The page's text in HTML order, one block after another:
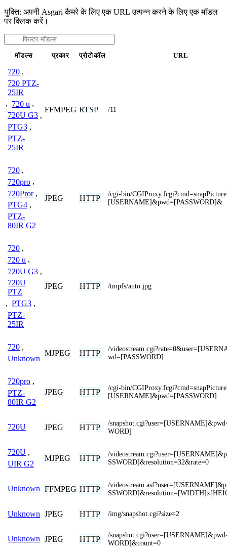
युक्ति: अपनी Asgari कैमरे के लिए एक URL उत्पन्न करने के लिए एक मॉडल
पर क्लिक करें।
मॉडल्स प्रकार प्रोटोकॉल URL
720 ,
720 PTZ-
25IR
, 720 u ,
720U G3 ,
PTG3 ,
PTZ-
25IR
FFMPEG RTSP /11
720 ,
720pro ,
720Pror ,
PTG4 ,
PTZ-
80IR G2
JPEG HTTP
/cgi-bin/
[USERNAME]&pwd=[PASSWORD]&
720 ,
720 u ,
720U G3 ,
720U
PTZ
, PTG3 ,
PTZ-
25IR
JPEG HTTP /tmpfs/auto.jpg
720 ,
Unknown
MJPEG HTTP
/
wd=[PASSWORD]
720pro ,
PTZ-
80IR G2
JPEG HTTP
/cgi-bin/
[USERNAME]&pwd=[PASSWORD]
720U JPEG HTTP
/
WORD]
720U ,
UIR G2
MJPEG HTTP
/
SSWORD]&resolution=32&rate=0
Unknown FFMPEG HTTP
/
Unknown JPEG HTTP /img/snapshot.cgi?size=2
Unknown JPEG HTTP
/
WORD]&count=0